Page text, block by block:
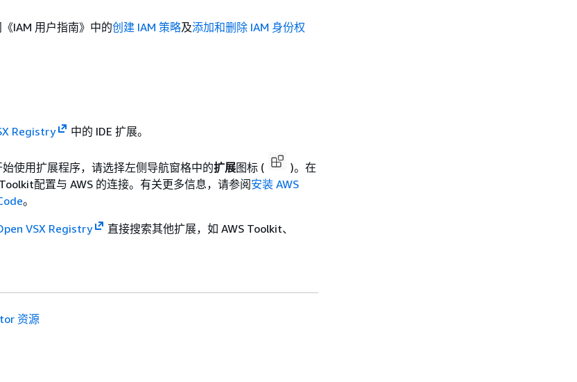
IAM 用户指南》 中的创建 IAM 策略及添加和删除 IAM 身份权
Registry 中的 IDE 扩展。
使用扩展程序，请选择左侧导航窗格中的扩展图标 (
)。在
配置与 AWS 的连接。有关更多信息，请参阅安装 AWS
。
VSX Registry
直接搜索其他扩展，如 AWS Toolkit、
资源